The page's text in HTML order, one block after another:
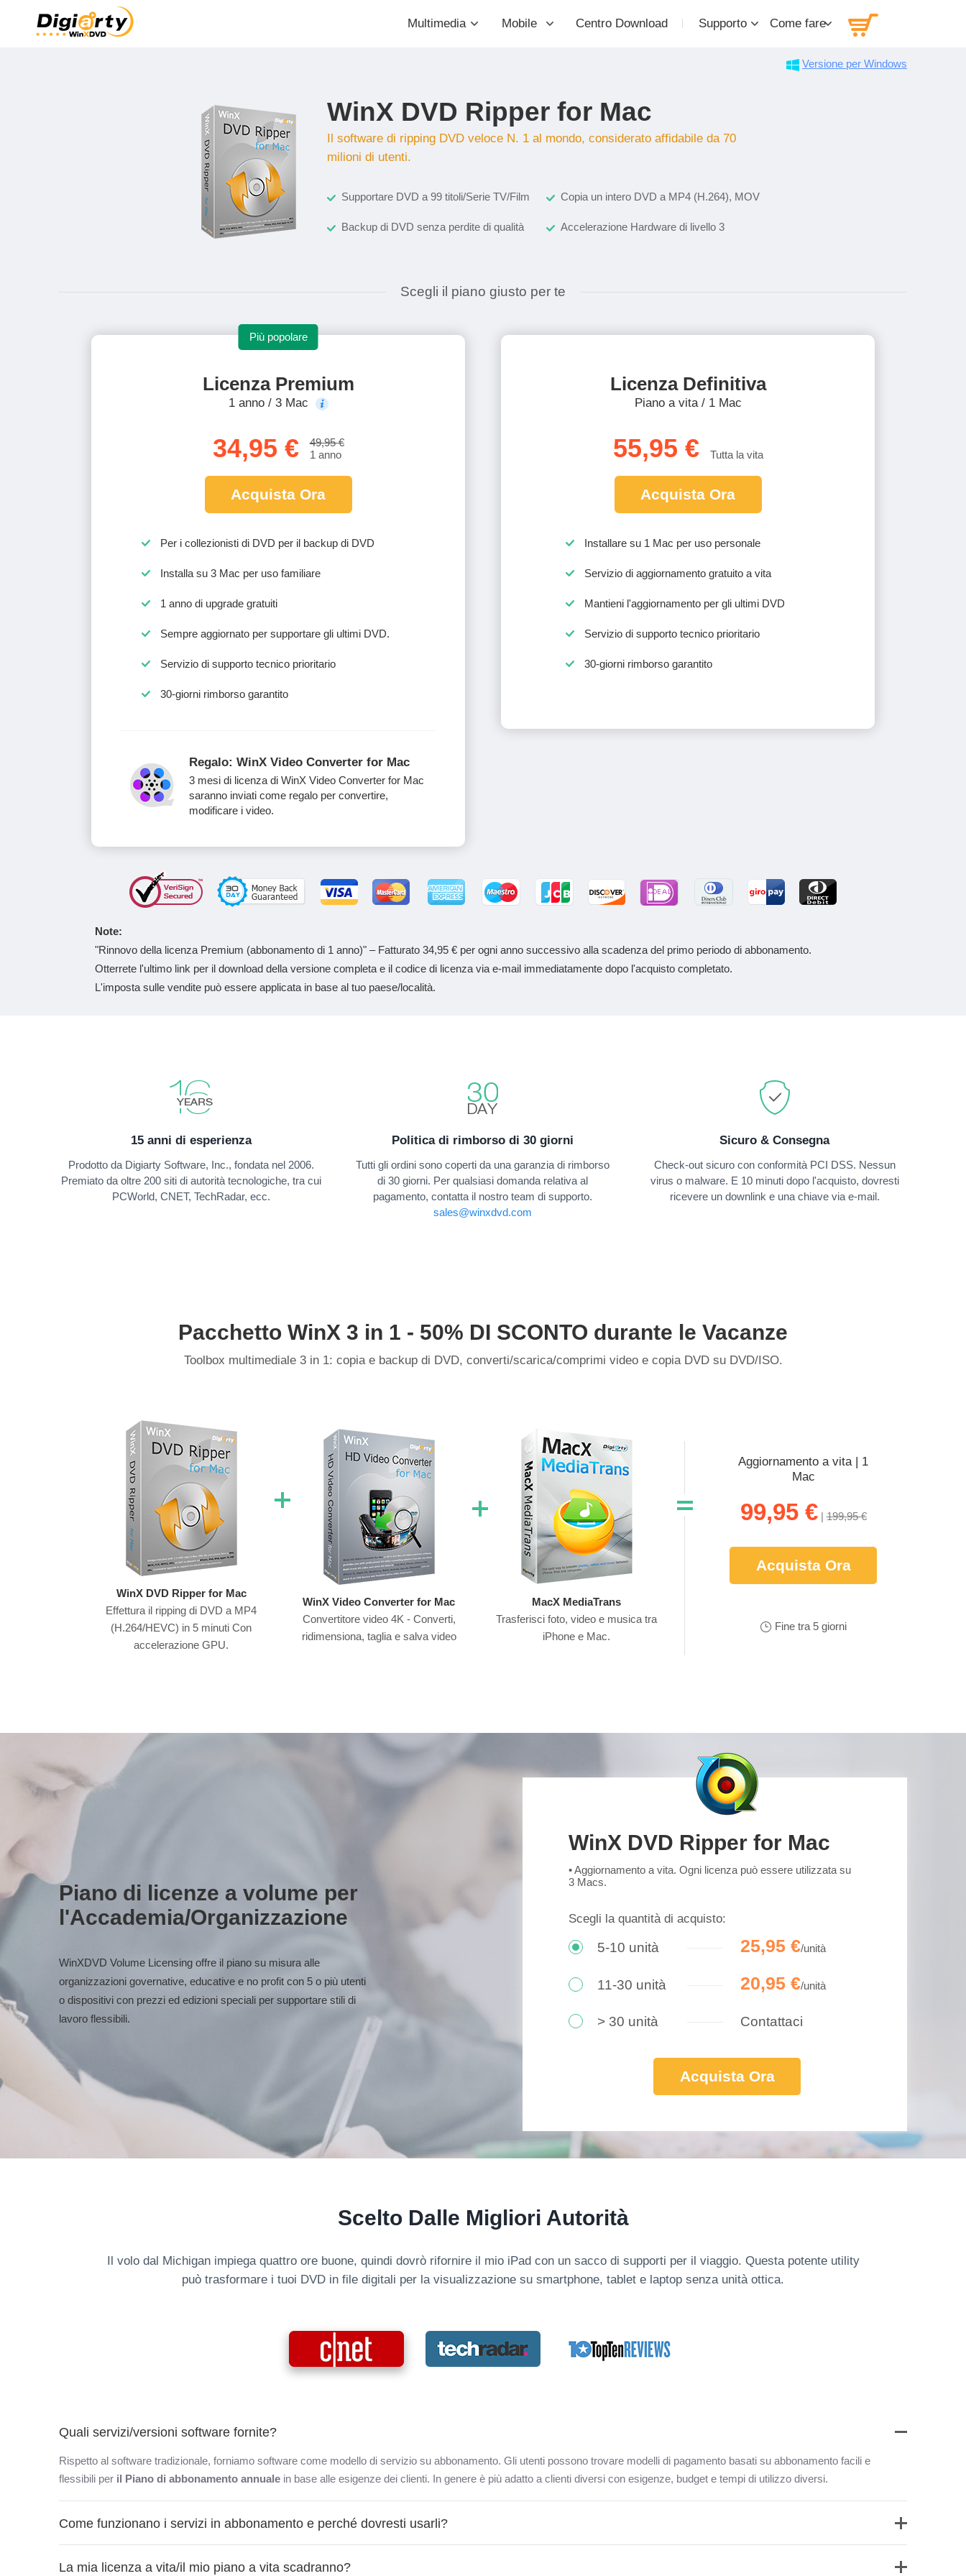
Multimedia Mobile Centro Download Come fare
Supporto
Versione per Windows
WinX DVD Ripper for Mac
Il software di ripping DVD veloce N. 1 al mondo, considerato affidabile da 70
milioni di utenti.
Supportare DVD a 99 titoli/Serie TV/Film Copia un intero DVD a MP4 (H.264), MOV
Backup di DVD senza perdite di qualità Accelerazione Hardware di livello 3
Scegli il piano giusto per te
Più popolare
Licenza Premium
1 anno / 3 Mac
34,95 €
49,95 €
1 anno
Acquista Ora
Per i collezionisti di DVD per il backup di DVD
Installa su 3 Mac per uso familiare
1 anno di upgrade gratuiti
Sempre aggiornato per supportare gli ultimi DVD.
Servizio di supporto tecnico prioritario
30-giorni rimborso garantito
Regalo: WinX Video Converter for Mac
3 mesi di licenza di WinX Video Converter for Mac
saranno inviati come regalo per convertire,
modificare i video.
Licenza Definitiva
Piano a vita / 1 Mac
55,95 € Tutta la vita
Acquista Ora
Installare su 1 Mac per uso personale
Servizio di aggiornamento gratuito a vita
Mantieni l'aggiornamento per gli ultimi DVD
Servizio di supporto tecnico prioritario
30-giorni rimborso garantito
Note:
"Rinnovo della licenza Premium (abbonamento di 1 anno)" – Fatturato 34,95 € per ogni anno successivo alla scadenza del primo periodo di abbonamento.
Otterrete l'ultimo link per il download della versione completa e il codice di licenza via e-mail immediatamente dopo l'acquisto completato.
L'imposta sulle vendite può essere applicata in base al tuo paese/località.
15 anni di esperienza
Prodotto da Digiarty Software, Inc., fondata nel 2006.
Premiato da oltre 200 siti di autorità tecnologiche, tra cui
PCWorld, CNET, TechRadar, ecc.
Politica di rimborso di 30 giorni
Tutti gli ordini sono coperti da una garanzia di rimborso
di 30 giorni. Per qualsiasi domanda relativa al
pagamento, contatta il nostro team di supporto.
sales@winxdvd.com
Sicuro & Consegna
Check-out sicuro con conformità PCI DSS. Nessun
virus o malware. E 10 minuti dopo l'acquisto, dovresti
ricevere un downlink e una chiave via e-mail.
Pacchetto WinX 3 in 1 - 50% DI SCONTO durante le Vacanze
Toolbox multimediale 3 in 1: copia e backup di DVD, converti/scarica/comprimi video e copia DVD su DVD/ISO.
WinX DVD Ripper for Mac
Effettura il ripping di DVD a MP4
(H.264/HEVC) in 5 minuti Con
accelerazione GPU.
WinX Video Converter for Mac
Convertitore video 4K - Converti,
ridimensiona, taglia e salva video
MacX MediaTrans
Trasferisci foto, video e musica tra
iPhone e Mac.
Aggiornamento a vita | 1
Mac
99,95 €|199,95 €
Acquista Ora
Fine tra 5 giorni
Piano di licenze a volume per
l'Accademia/Organizzazione
WinXDVD Volume Licensing offre il piano su misura alle
organizzazioni governative, educative e no profit con 5 o più utenti
o dispositivi con prezzi ed edizioni speciali per supportare stili di
lavoro flessibili.
WinX DVD Ripper for Mac
• Aggiornamento a vita. Ogni licenza può essere utilizzata su
3 Macs.
Scegli la quantità di acquisto:
5-10 unità 25,95 €/unità
11-30 unità 20,95 €/unità
> 30 unità Contattaci
Acquista Ora
Scelto Dalle Migliori Autorità
Il volo dal Michigan impiega quattro ore buone, quindi dovrò rifornire il mio iPad con un sacco di supporti per il viaggio. Questa potente utility
può trasformare i tuoi DVD in file digitali per la visualizzazione su smartphone, tablet e laptop senza unità ottica.
Quali servizi/versioni software fornite?
Rispetto al software tradizionale, forniamo software come modello di servizio su abbonamento. Gli utenti possono trovare modelli di pagamento basati su abbonamento facili e
flessibili per il Piano di abbonamento annuale in base alle esigenze dei clienti. In genere è più adatto a clienti diversi con esigenze, budget e tempi di utilizzo diversi.
Come funzionano i servizi in abbonamento e perché dovresti usarli?
La mia licenza a vita/il mio piano a vita scadranno?